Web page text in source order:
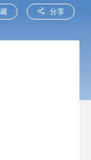
分享